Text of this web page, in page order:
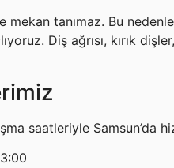
mekan tanımaz. Bu
Diş ağrısı, kırık
saatleriyle